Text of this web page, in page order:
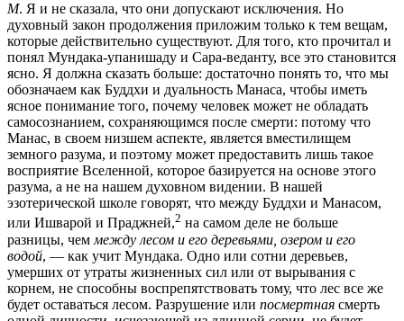
М. Я и не сказала, что они допускают исключения. Но
духовный закон продолжения приложим только к тем вещам,
которые действительно существуют. Для того, кто прочитал и
понял Мундака-упанишаду и Сара-веданту, все это становится
ясно. Я должна сказать больше: достаточно понять то, что мы
обозначаем как Буддхи и дуальность Манаса, чтобы иметь
ясное понимание того, почему человек может не обладать
самосознанием, сохраняющимся после смерти: потому что
Манас, в своем низшем аспекте, является вместилищем
земного разума, и поэтому может предоставить лишь такое
восприятие Вселенной, которое базируется на основе этого
разума, а не на нашем духовном видении. В нашей
эзотерической школе говорят, что между Буддхи и Манасом,
или Ишварой и Праджней,2 на самом деле не больше
разницы, чем между лесом и его деревьями, озером и его
водой, — как учит Мундака. Одно или сотни деревьев,
умерших от утраты жизненных сил или от вырывания с
корнем, не способны воспрепятствовать тому, что лес все же
будет оставаться лесом. Разрушение или посмертная смерть